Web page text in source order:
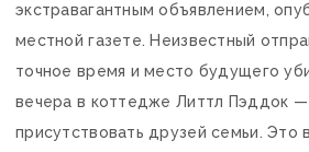
экстравагантным объявлением,
местной газете. Неизвестный
точное время и место будущего
вечера в коттедже Литтл Пэддок —
присутствовать друзей семьи. Это